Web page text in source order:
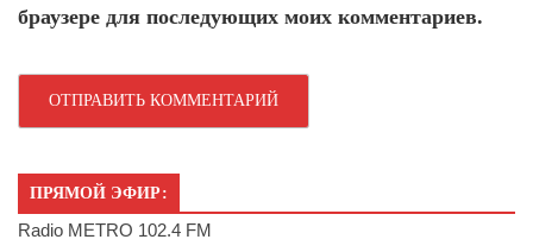
браузере для последующих моих комментариев.
ПРЯМОЙ ЭФИР:
Radio METRO 102.4 FM